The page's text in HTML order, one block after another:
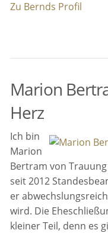
Zu Bernds Profil
Marion
Herz
Ich bin
Marion
Bertram von
seit 2012
er
wird. Die
kleiner Teil, denn es